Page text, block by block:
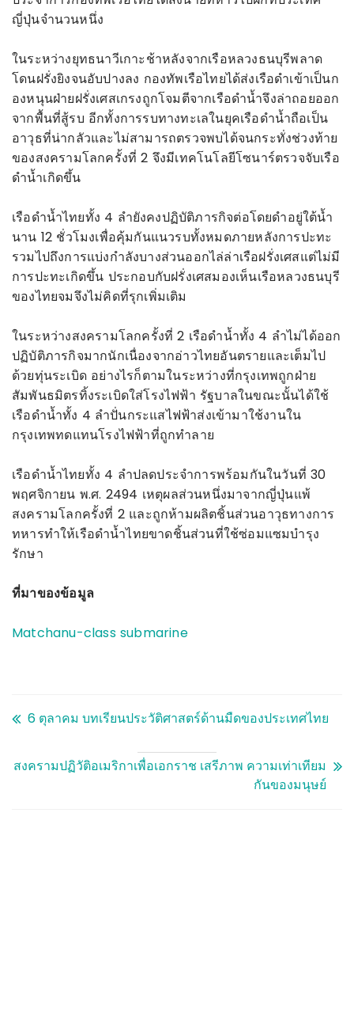
ญี่ปุ่นจำนวนหนึ่ง
ในระหว่างยุทธนาวีเกาะช้าหลังจากเรือหลวงธนบุรีพลาด
โดนฝรั่งยิงจนอับปางลง กองทัพเรือไทยได้ส่งเรือดำเข้าเป็นก
องหนุนฝ่ายฝรั่งเศสเกรงถูกโจมตีจากเรือดำน้ำจึงล่าถอยออก
จากพื้นที่สู้รบ อีกทั้งการรบทางทะเลในยุคเรือดำน้ำถือเป็น
อาวุธที่น่ากลัวและไม่สามารถตรวจพบได้จนกระทั่งช่วงท้าย
ของสงครามโลกครั้งที่ 2 จึงมีเทคโนโลยีโซนาร์ตรวจจับเรือ
ดำน้ำเกิดขึ้น
เรือดำน้ำไทยทั้ง 4 ลำยังคงปฏิบัติภารกิจต่อโดยดำอยู่ใต้น้ำ
นาน 12 ชั่วโมงเพื่อคุ้มกันแนวรบทั้งหมดภายหลังการปะทะ
รวมไปถึงการแบ่งกำลังบางส่วนออกไล่ล่าเรือฝรั่งเศสแต่ไม่มี
การปะทะเกิดขึ้น ประกอบกับฝรั่งเศสมองเห็นเรือหลวงธนบุรี
ของไทยจมจึงไม่คิดที่รุกเพิ่มเติม
ในระหว่างสงครามโลกครั้งที่ 2 เรือดำน้ำทั้ง 4 ลำไม่ได้ออก
ปฏิบัติภารกิจมากนักเนื่องจากอ่าวไทยอันตรายและเต็มไป
ด้วยทุ่นระเบิด อย่างไรก็ตามในระหว่างที่กรุงเทพถูกฝ่าย
สัมพันธมิตรทิ้งระเบิดใส่โรงไฟฟ้า รัฐบาลในขณะนั้นได้ใช้
เรือดำน้ำทั้ง 4 ลำปั่นกระแสไฟฟ้าส่งเข้ามาใช้งานใน
กรุงเทพทดแทนโรงไฟฟ้าที่ถูกทำลาย
เรือดำน้ำไทยทั้ง 4 ลำปลดประจำการพร้อมกันในวันที่ 30
พฤศจิกายน พ.ศ. 2494 เหตุผลส่วนหนึ่งมาจากญี่ปุ่นแพ้
สงครามโลกครั้งที่ 2 และถูกห้ามผลิตชิ้นส่วนอาวุธทางการ
ทหารทำให้เรือดำน้ำไทยขาดชิ้นส่วนที่ใช้ซ่อมแซมบำรุง
รักษา
ที่มาของข้อมูล
Matchanu-class submarine
6 ตุลาคม บทเรียนประวัติศาสตร์ด้านมืดของประเทศไทย
สงครามปฏิวัติอเมริกาเพื่อเอกราช เสรีภาพ ความเท่าเทียม
กันของมนุษย์